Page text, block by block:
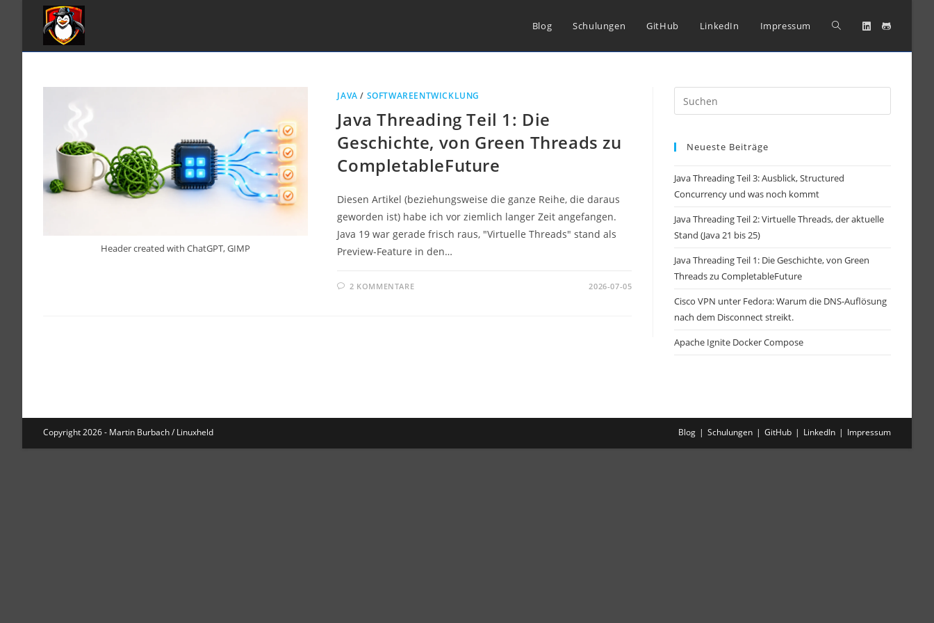
Blog Schulungen GitHub LinkedIn Impressum Website-
Header created with ChatGPT, GIMP
JAVA / SOFTWAREENTWICKLUNG
Java Threading Teil 1: Die
Geschichte, von Green Threads zu
CompletableFuture
Diesen Artikel (beziehungsweise die ganze Reihe, die daraus
geworden ist) habe ich vor ziemlich langer Zeit angefangen.
Java 19 war gerade frisch raus, "Virtuelle Threads" stand als
Preview-Feature in den…
2 KOMMENTARE 2026-07-05
Escape
Neueste Beiträge
Java Threading Teil 3: Ausblick, Structured
Concurrency und was noch kommt
Java Threading Teil 2: Virtuelle Threads, der aktuelle
Stand (Java 21 bis 25)
Java Threading Teil 1: Die Geschichte, von Green
Threads zu CompletableFuture
Cisco VPN unter Fedora: Warum die DNS-Auflösung
nach dem Disconnect streikt.
Apache Ignite Docker Compose
Blog Schulungen GitHub LinkedIn Impressum
Copyright 2026 - Martin Burbach / Linuxheld